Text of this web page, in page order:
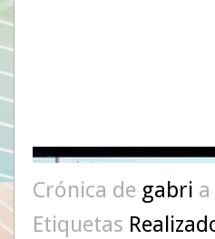
Crónica de gabri
Etiquetas